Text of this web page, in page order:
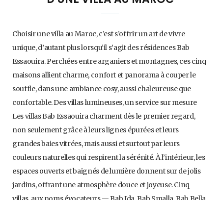
Choisir une villa au Maroc, c’est s’offrir un art de vivre
unique, d’autant plus lorsqu’il s’agit des résidences Bab
Essaouira. Perchées entre arganiers et montagnes, ces cinq
maisons allient charme, confort et panorama à couper le
souffle, dans une ambiance cosy, aussi chaleureuse que
confortable. Des villas lumineuses, un service sur mesure
Les villas Bab Essaouira charment dès le premier regard,
non seulement grâce à leurs lignes épurées et leurs
grandes baies vitrées, mais aussi et surtout par leurs
couleurs naturelles qui respirent la sérénité. À l’intérieur, les
espaces ouverts et baignés de lumière donnent sur de jolis
jardins, offrant une atmosphère douce et joyeuse. Cinq